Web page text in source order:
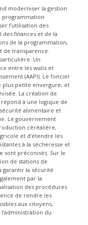
moderniser la gestion
programmation
l’utilisation des
des finances et de la
de la programmation,
transparence.
Un
entre les walis et
(AAPI). Le foncier
plus petite envergure, et
La création de
à une logique de
alimentaire et
Le gouvernement
céréalière,
et d’étendre les
à la sécheresse et
sont préconisés. Sur le
de stations de
garantir la sécurité
par la
des procédures
de rendre les
aux citoyens,
du